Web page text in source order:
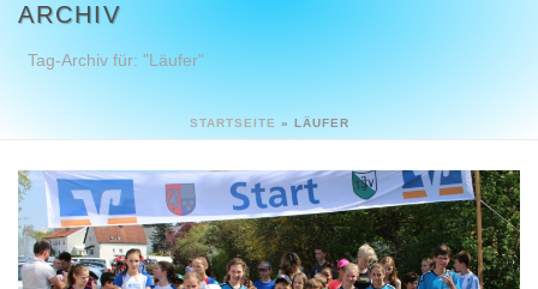
ARCHIV
Tag-Archiv für: "Läufer"
STARTSEITE » LÄUFER